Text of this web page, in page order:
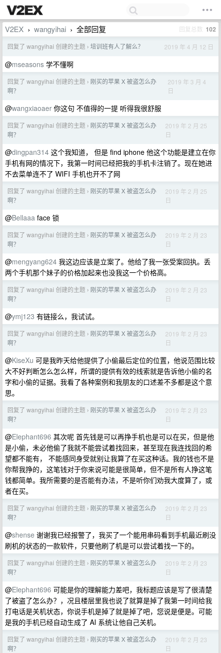
V2EX › wangyihai › 全部回复 回复总数 102
回复了 wangyihai 创建的主题 › 培训班有人了解么？ 2019 年 4 月 12 日
@mseasons 学不懂啊
回复了 wangyihai 创建的主题 › 刚买的苹果 X 被盗怎么办
啊？
2019 年 3 月 4
日
@wangxiaoaer 你这句 不值得的一提 听得我很舒服
回复了 wangyihai 创建的主题 › 刚买的苹果 X 被盗怎么办
啊？
2019 年 2 月 25
日
@dingpan314 这个我知道， 但是 find iphone 他这个功能是建立在你
手机有网的情况下，我第一时间已经把我的手机卡注销了。现在她进
不去菜单连不了 WIFI 手机也开不了网
回复了 wangyihai 创建的主题 › 刚买的苹果 X 被盗怎么办
啊？
2019 年 2 月 25
日
@Bellaaa face 锁
回复了 wangyihai 创建的主题 › 刚买的苹果 X 被盗怎么办
啊？
2019 年 2 月 23
日
@mengyang624 我这边应该是立案了。他给了我一张受案回执。丢
两个手机那个妹子的价格加起来也没我这一个价格高。
回复了 wangyihai 创建的主题 › 刚买的苹果 X 被盗怎么办
啊？
2019 年 2 月 23
日
@ymj123 有链接么，我试试。
回复了 wangyihai 创建的主题 › 刚买的苹果 X 被盗怎么办
啊？
2019 年 2 月 23
日
@KiseXu 可是我昨天给他提供了小偷最后定位的位置，他说范围比较
大不好判断怎么怎么样，所谓的提供有效的线索就是告诉他小偷的名
字和小偷的证据。我看了各种案例和我朋友的口述差不多都是这个意
思。
回复了 wangyihai 创建的主题 › 刚买的苹果 X 被盗怎么办
啊？
2019 年 2 月 23
日
@Elephant696 其次呢 首先钱是可以再挣手机也是可以在买，但是他
是小偷，未必他偷了我就不能尝试着找回来，甚至现在我连找回的希
望都不能有， 不能感同身受就别让我算了在买这种话。我的钱也不是
你帮我挣的，这笔钱对于你来说可能是很简单，但不是所有人挣这笔
钱都简单。我所需要的是否能有办法，不是听你们劝我大度算了，或
者在买。
回复了 wangyihai 创建的主题 › 刚买的苹果 X 被盗怎么办
啊？
2019 年 2 月 23
日
@shense 谢谢我已经报警了，我买了一个能用串码看到手机最近刷没
刷机的状态的一款软件，只要他刷了机是可以尝试着找一下的。
回复了 wangyihai 创建的主题 › 刚买的苹果 X 被盗怎么办
啊？
2019 年 2 月 23
日
@Elephant696 可能是你的理解能力差吧，我标题应该是写了很清楚
了被盗了怎么办？，况且楼层里我也说了就算是掉了我第一时间给我
打电话是关机状态，你说手机是掉了就是掉了吧，您说是便是。可能
是我的手机已经自动生成了 AI 系统让他自己关机。
回复了 wangyihai 创建的主题 › 刚买的苹果 X 被盗怎么办
啊？
2019 年 2 月 23
日